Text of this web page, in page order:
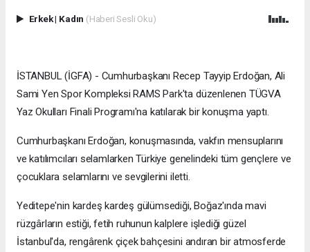
Erkek| Kadın (Haberi Sesli Oku)
İSTANBUL (İGFA) - Cumhurbaşkanı Recep Tayyip Erdoğan, Ali
Sami Yen Spor Kompleksi RAMS Park'ta düzenlenen TÜGVA
Yaz Okulları Finali Programı'na katılarak bir konuşma yaptı.
Cumhurbaşkanı Erdoğan, konuşmasında, vakfın mensuplarını
ve katılımcıları selamlarken Türkiye genelindeki tüm gençlere ve
çocuklara selamlarını ve sevgilerini iletti.
Yeditepe'nin kardeş kardeş gülümsediği, Boğaz'ında mavi
rüzgârların estiği, fetih ruhunun kalplere işlediği güzel
İstanbul'da, rengârenk çiçek bahçesini andıran bir atmosferde